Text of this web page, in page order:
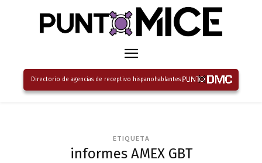
Directorio de agencias de receptivo hispanohablantes
ETIQUETA
informes AMEX GBT